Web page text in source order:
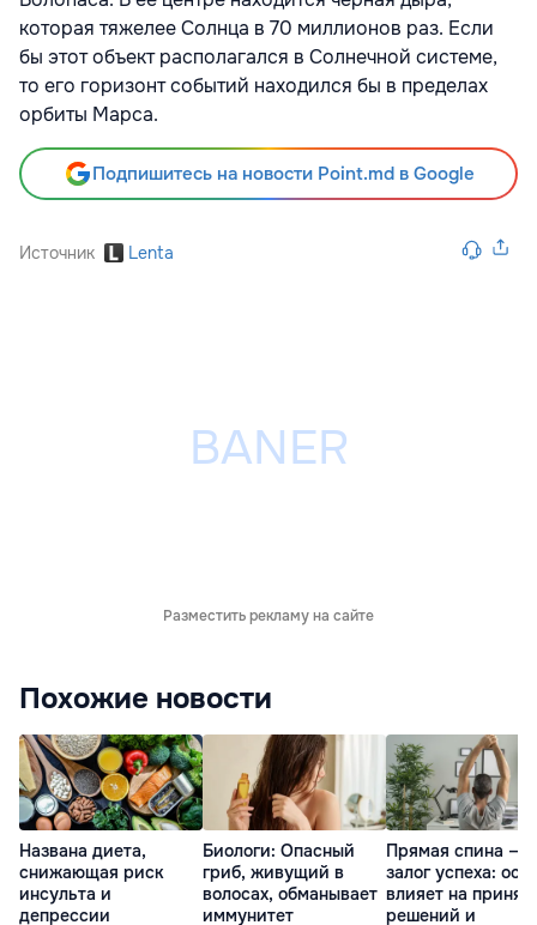
которая тяжелее Солнца в 70 миллионов раз. Если
бы этот объект располагался в Солнечной системе,
то его горизонт событий находился бы в пределах
орбиты Марса.
Подпишитесь на новости Point.md в Google
Источник Lenta
Разместить рекламу на сайте
Похожие новости
Названа диета,
снижающая риск
инсульта и
депрессии
Биологи: Опасный
гриб, живущий в
волосах, обманывает
иммунитет
Прямая спина —
залог успеха:
влияет на
решений и